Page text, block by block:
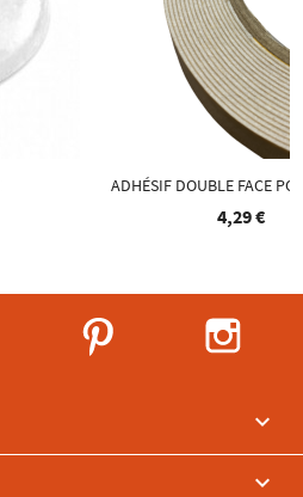
ADHÉSIF DOUBLE FACE
4,29 €

